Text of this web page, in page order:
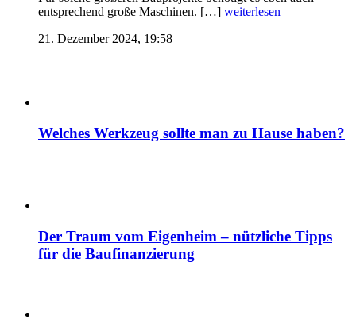
entsprechend große Maschinen. […] weiterlesen
21. Dezember 2024, 19:58
Welches Werkzeug sollte man zu Hause haben?
Der Traum vom Eigenheim – nützliche Tipps
für die Baufinanzierung